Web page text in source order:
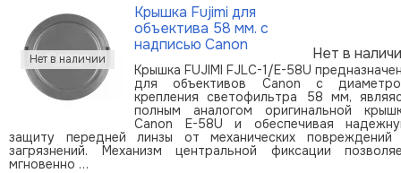
Нет в
Крышка Fujimi для
объектива 58 мм. с
надписью Canon
Крышка FUJIMI FJLC-1/E-58U
для объективов Canon с
крепления светофильтра 58 мм,
полным аналогом оригинальной
Canon E-58U и обеспечивая
защиту передней линзы от механических повреждений
загрязнений. Механизм центральной фиксации
мгновенно …